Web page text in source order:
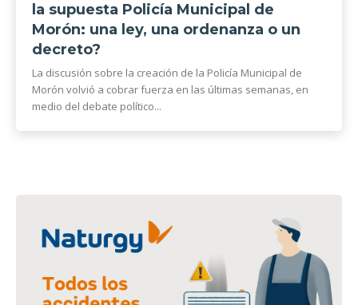
la supuesta Policía Municipal de
Morón: una ley, una ordenanza o un
decreto?
La discusión sobre la creación de la Policía Municipal de
Morón volvió a cobrar fuerza en las últimas semanas, en
medio del debate político...